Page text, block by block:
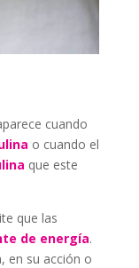
cuando
o cuando el
que este
que las
de energía.
en su acción o